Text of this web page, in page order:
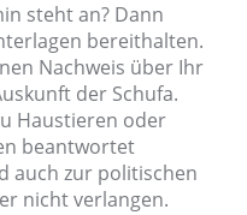
steht an? Dann
bereithalten.
Nachweis über Ihr
der Schufa.
Haustieren oder
beantwortet
auch zur politischen
nicht verlangen.